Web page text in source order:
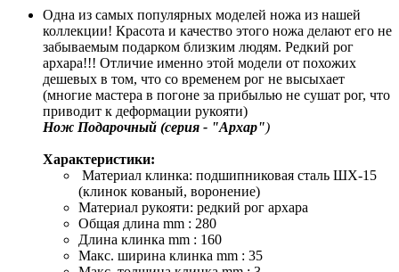
Одна из самых популярных моделей ножа из нашей
коллекции! Красота и качество этого ножа делают его не
забываемым подарком близким людям. Редкий рог
архара!!! Отличие именно этой модели от похожих
дешевых в том, что со временем рог не высыхает
(многие мастера в погоне за прибылью не сушат рог, что
приводит к деформации рукояти)
Нож Подарочный (серия - "Архар")
Характеристики:
Материал клинка: подшипниковая сталь ШХ-15
(клинок кованый, воронение)
Материал рукояти: редкий рог архара
Общая длина mm : 280
Длина клинка mm : 160
Макс. ширина клинка mm : 35